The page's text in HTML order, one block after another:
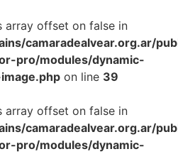
array offset on false in
camaradealvear.org.ar/
pro/modules/dynamic-
on line 39
array offset on false in
camaradealvear.org.ar/
pro/modules/dynamic-